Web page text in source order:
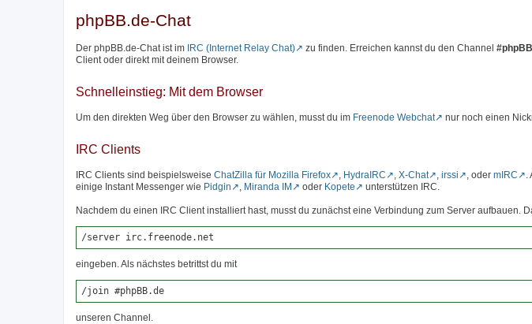
phpBB.de-Chat
Der phpBB.de-Chat ist im IRC (Internet Relay Chat) zu finden. Erreichen kannst du den Channel
Client oder direkt mit deinem Browser.
Schnelleinstieg: Mit dem Browser
Um den direkten Weg über den Browser zu wählen, musst du im Freenode Webchat nur noch einen
IRC Clients
IRC Clients sind beispielsweise ChatZilla für Mozilla Firefox , HydraIRC , X-Chat , irssi , oder mIRC .
einige Instant Messenger wie Pidgin , Miranda IM oder Kopete unterstützen IRC.
Nachdem du einen IRC Client installiert hast, musst du zunächst eine Verbindung zum Server aufbauen.
/server irc.freenode.net
eingeben. Als nächstes betrittst du mit
/join #phpBB.de
unseren Channel.